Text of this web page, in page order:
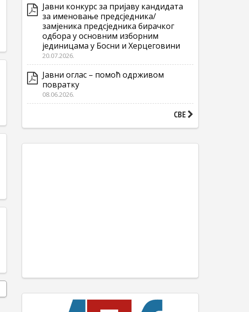
Јавни конкурс за пријаву кандидата
за именовање предсједника/
замјеника предсједника бирачког
одбора у основним изборним
јединицама у Босни и Херцеговини
20.07.2026.
Јавни оглас – помоћ одрживом
повратку
08.06.2026.
СВЕ